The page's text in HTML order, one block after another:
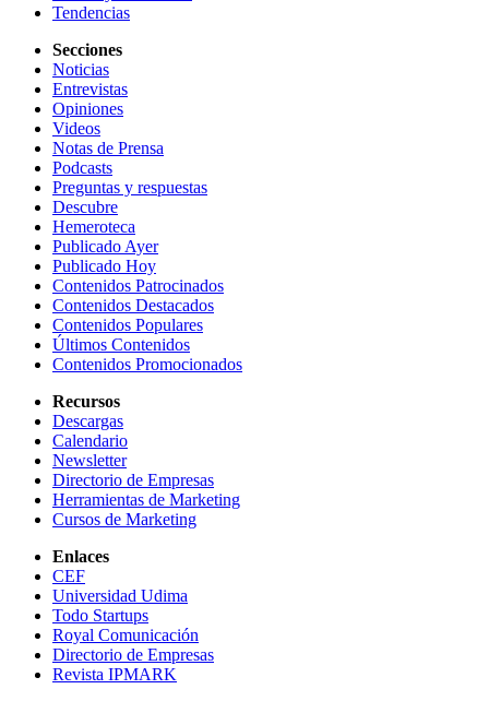
Tendencias
Secciones
Noticias
Entrevistas
Opiniones
Videos
Notas de Prensa
Podcasts
Preguntas y respuestas
Descubre
Hemeroteca
Publicado Ayer
Publicado Hoy
Contenidos Patrocinados
Contenidos Destacados
Contenidos Populares
Últimos Contenidos
Contenidos Promocionados
Recursos
Descargas
Calendario
Newsletter
Directorio de Empresas
Herramientas de Marketing
Cursos de Marketing
Enlaces
CEF
Universidad Udima
Todo Startups
Royal Comunicación
Directorio de Empresas
Revista IPMARK